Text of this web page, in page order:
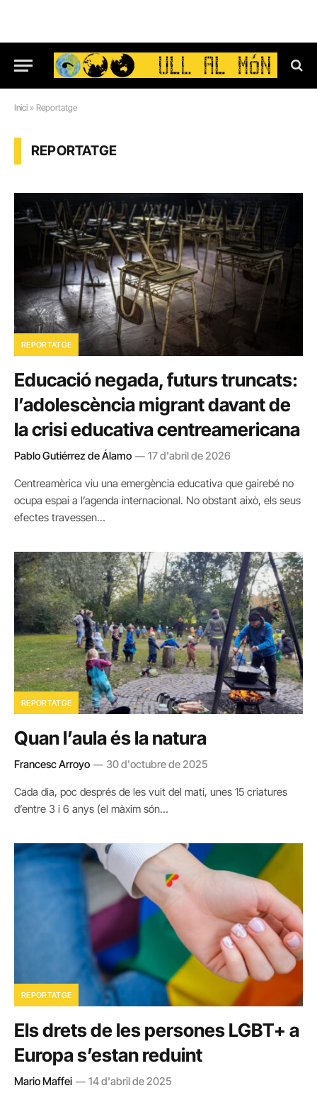
Inici » Reportatge
REPORTATGE
REPORTATGE
Educació negada, futurs truncats:
l’adolescència migrant davant de
la crisi educativa centreamericana
Pablo Gutiérrez de Álamo 17 d'abril de 2026
Centreamèrica viu una emergència educativa que gairebé no
ocupa espai a l’agenda internacional. No obstant això, els seus
efectes travessen…
REPORTATGE
Quan l’aula és la natura
Francesc Arroyo 30 d'octubre de 2025
Cada dia, poc després de les vuit del matí, unes 15 criatures
d’entre 3 i 6 anys (el màxim són…
REPORTATGE
Els drets de les persones LGBT+ a
Europa s’estan reduint
Mario Maffei 14 d'abril de 2025